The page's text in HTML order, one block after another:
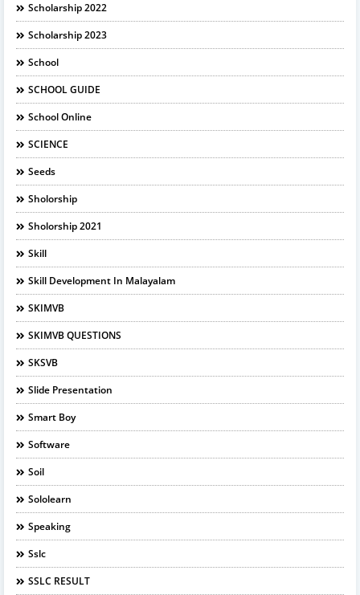
Scholarship 2022
Scholarship 2023
School
SCHOOL GUIDE
School Online
SCIENCE
Seeds
Sholorship
Sholorship 2021
Skill
Skill Development In Malayalam
SKIMVB
SKIMVB QUESTIONS
SKSVB
Slide Presentation
Smart Boy
Software
Soil
Sololearn
Speaking
Sslc
SSLC RESULT